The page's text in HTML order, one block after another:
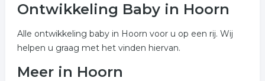
Ontwikkeling Baby in Hoorn
Alle ontwikkeling baby in Hoorn voor u op een rij. Wij
helpen u graag met het vinden hiervan.
Meer in Hoorn